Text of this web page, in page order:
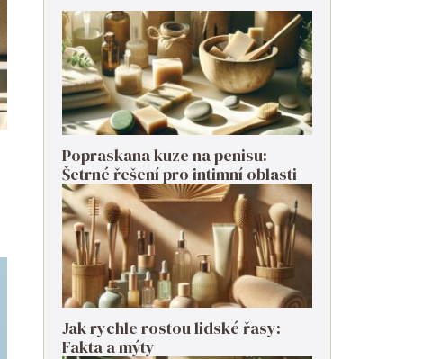
Popraskana kuze na penisu:
Šetrné řešení pro intimní oblasti
Jak rychle rostou lidské řasy:
Fakta a mýty